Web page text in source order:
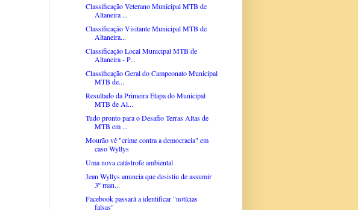
Classificação Veterano Municipal MTB de
Altaneira ...
Classificação Visitante Municipal MTB de
Altaneira...
Classificação Local Municipal MTB de
Altaneira - P...
Classificação Geral do Campeonato Municipal
MTB de...
Resultado da Primeira Etapa do Municipal
MTB de Al...
Tudo pronto para o Desafio Terras Altas de
MTB em ...
Mourão vê "crime contra a democracia" em
caso Wyllys
Uma nova catástrofe ambiental
Jean Wyllys anuncia que desistiu de assumir
3º man...
Facebook passará a identificar "notícias
falsas"